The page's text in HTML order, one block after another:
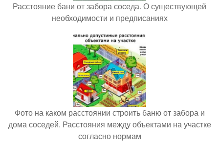
Расстояние бани от забора соседа. О существующей
необходимости и предписаниях
Фото на каком расстоянии строить баню от забора и
дома соседей. Расстояния между объектами на участке
согласно нормам